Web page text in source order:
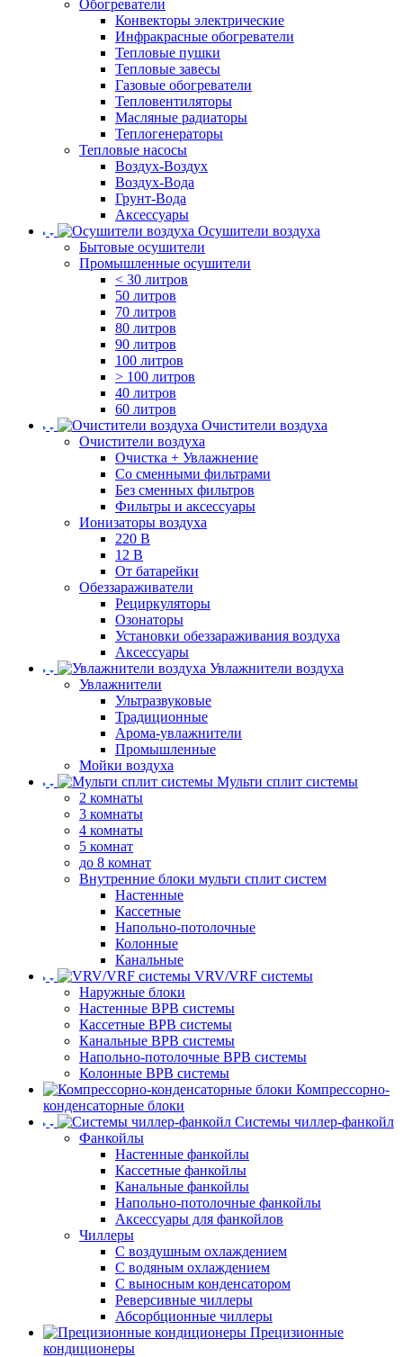
Обогреватели
Конвекторы электрические
Инфракрасные обогреватели
Тепловые пушки
Тепловые завесы
Газовые обогреватели
Тепловентиляторы
Масляные радиаторы
Теплогенераторы
Тепловые насосы
Воздух-Воздух
Воздух-Вода
Грунт-Вода
Аксессуары
Осушители воздуха
Бытовые осушители
Промышленные осушители
< 30 литров
50 литров
70 литров
80 литров
90 литров
100 литров
> 100 литров
40 литров
60 литров
Очистители воздуха
Очистители воздуха
Очистка + Увлажнение
Cо сменными фильтрами
Без сменных фильтров
Фильтры и аксессуары
Ионизаторы воздуха
220 В
12 В
От батарейки
Обеззараживатели
Рециркуляторы
Озонаторы
Установки обеззараживания воздуха
Аксессуары
Увлажнители воздуха
Увлажнители
Ультразвуковые
Традиционные
Арома-увлажнители
Промышленные
Мойки воздуха
Мульти сплит системы
2 комнаты
3 комнаты
4 комнаты
5 комнат
до 8 комнат
Внутренние блоки мульти сплит систем
Настенные
Кассетные
Напольно-потолочные
Колонные
Канальные
VRV/VRF системы
Наружные блоки
Настенные ВРВ системы
Кассетные ВРВ системы
Канальные ВРВ системы
Напольно-потолочные ВРВ системы
Колонные ВРВ системы
Компрессорно-
конденсаторные блоки
Системы чиллер-фанкойл
Фанкойлы
Настенные фанкойлы
Кассетные фанкойлы
Канальные фанкойлы
Напольно-потолочные фанкойлы
Аксессуары для фанкойлов
Чиллеры
С воздушным охлаждением
С водяным охлаждением
С выносным конденсатором
Реверсивные чиллеры
Абсорбционные чиллеры
Прецизионные
кондиционеры